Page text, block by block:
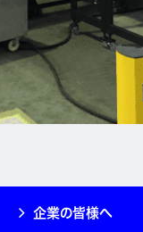
企業の皆様へ